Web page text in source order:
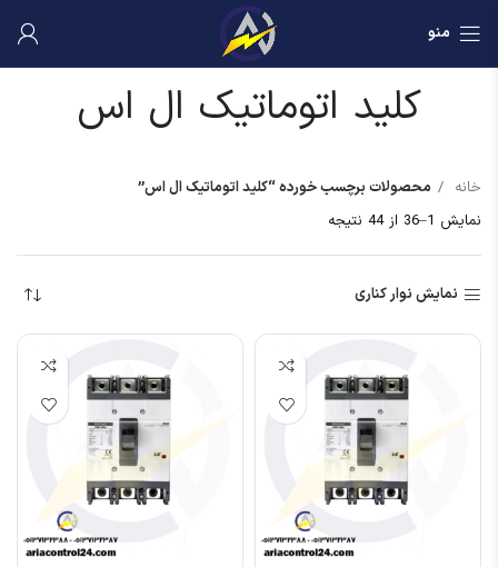
منو
کلید اتوماتیک ال اس
خانه
محصولات برچسب خورده “کلید اتوماتیک ال اس”
نمایش 1–36 از 44 نتیجه
نمایش نوار کناری